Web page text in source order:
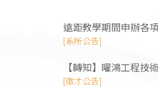
遠距教學期間申辦各
[系所公告]
【轉知】曜鴻⼯程技
[徵才公告]